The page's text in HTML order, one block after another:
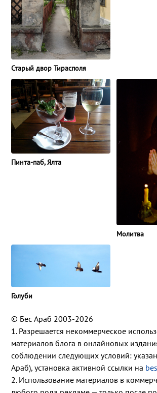
Старый двор Тирасполя
Пинта-паб, Ялта
Молитва
Голуби
© Бес Араб 2003-2026
1. Разрешается некоммерческое
материалов блога в онлайновых
соблюдении следующих условий:
Араб), установка активной ссылки на
2. Использование материалов в